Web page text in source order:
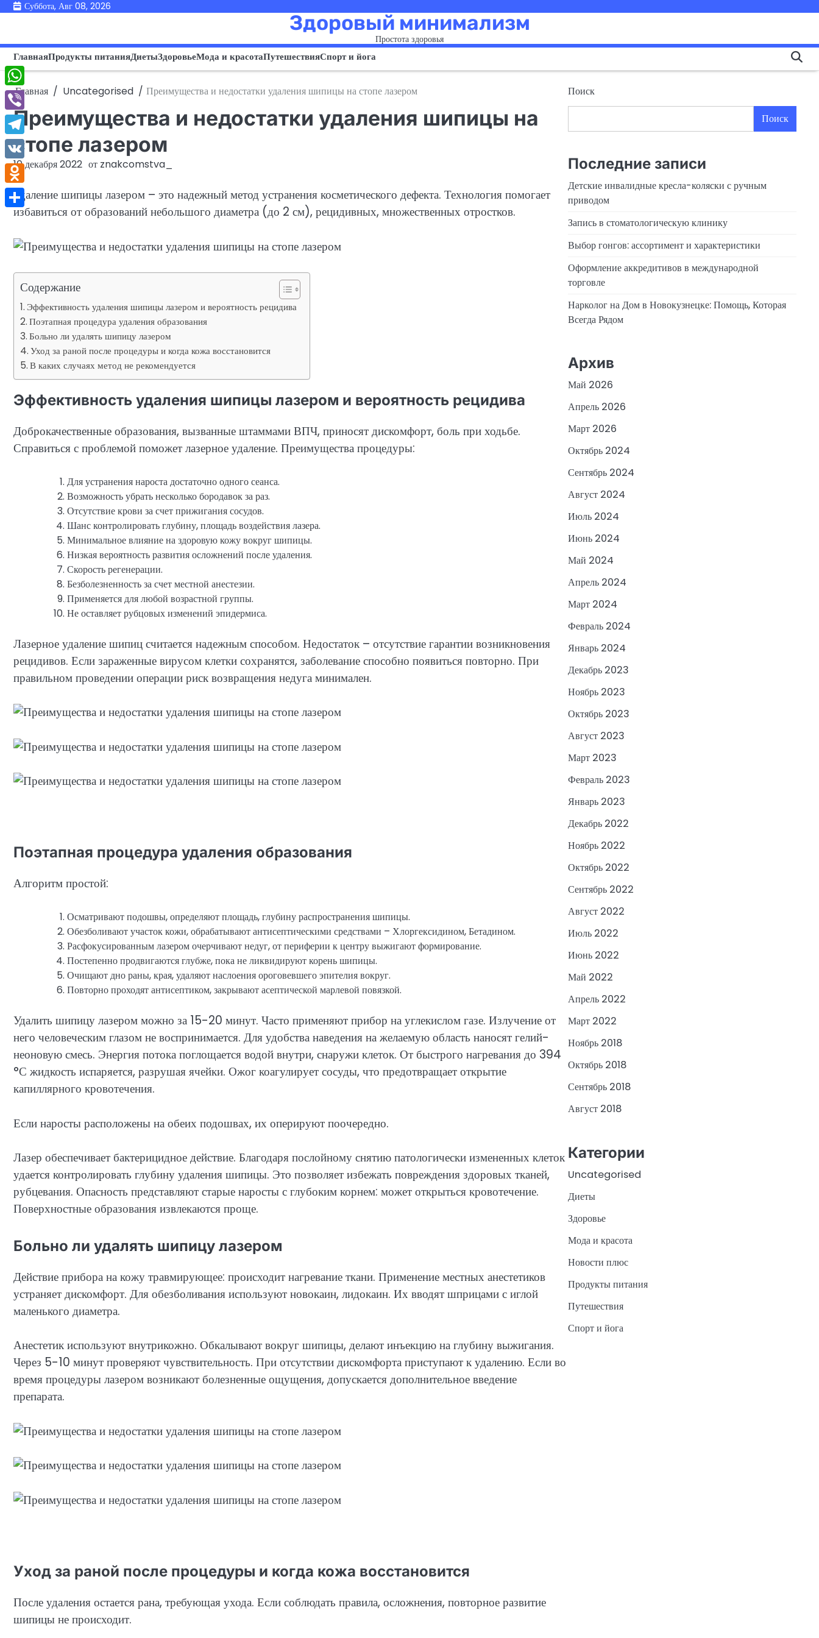
ПерейтиСуббота, Авг 08, 2026
Здоровый минимализм
Простота здоровья
ГлавнаяПродукты питанияДиетыЗдоровьеМода и красотаПутешествияСпорт и йога
Главная Uncategorised Преимущества и недостатки удаления шипицы на стопе лазером
Преимущества и недостатки удаления шипицы на
стопе лазером
10 декабря 2022 от znakcomstva_
Удаление шипицы лазером – это надежный метод устранения косметического дефекта. Технология помогает
избавиться от образований небольшого диаметра (до 2 см), рецидивных, множественных отростков.
Содержание
Эффективность удаления шипицы лазером и вероятность рецидива
Поэтапная процедура удаления образования
Больно ли удалять шипицу лазером
Уход за раной после процедуры и когда кожа восстановится
В каких случаях метод не рекомендуется
Эффективность удаления шипицы лазером и вероятность рецидива
Доброкачественные образования, вызванные штаммами ВПЧ, приносят дискомфорт, боль при ходьбе.
Справиться с проблемой поможет лазерное удаление. Преимущества процедуры:
Для устранения нароста достаточно одного сеанса.
Возможность убрать несколько бородавок за раз.
Отсутствие крови за счет прижигания сосудов.
Шанс контролировать глубину, площадь воздействия лазера.
Минимальное влияние на здоровую кожу вокруг шипицы.
Низкая вероятность развития осложнений после удаления.
Скорость регенерации.
Безболезненность за счет местной анестезии.
Применяется для любой возрастной группы.
Не оставляет рубцовых изменений эпидермиса.
Лазерное удаление шипиц считается надежным способом. Недостаток – отсутствие гарантии возникновения
рецидивов. Если зараженные вирусом клетки сохранятся, заболевание способно появиться повторно. При
правильном проведении операции риск возвращения недуга минимален.
Поэтапная процедура удаления образования
Алгоритм простой:
Осматривают подошвы, определяют площадь, глубину распространения шипицы.
Обезболивают участок кожи, обрабатывают антисептическими средствами – Хлоргексидином, Бетадином.
Расфокусированным лазером очерчивают недуг, от периферии к центру выжигают формирование.
Постепенно продвигаются глубже, пока не ликвидируют корень шипицы.
Очищают дно раны, края, удаляют наслоения ороговевшего эпителия вокруг.
Повторно проходят антисептиком, закрывают асептической марлевой повязкой.
Удалить шипицу лазером можно за 15-20 минут. Часто применяют прибор на углекислом газе. Излучение от
него человеческим глазом не воспринимается. Для удобства наведения на желаемую область наносят гелий-
неоновую смесь. Энергия потока поглощается водой внутри, снаружи клеток. От быстрого нагревания до 394
°С жидкость испаряется, разрушая ячейки. Ожог коагулирует сосуды, что предотвращает открытие
капиллярного кровотечения.
Если наросты расположены на обеих подошвах, их оперируют поочередно.
Лазер обеспечивает бактерицидное действие. Благодаря послойному снятию патологически измененных клеток
удается контролировать глубину удаления шипицы. Это позволяет избежать повреждения здоровых тканей,
рубцевания. Опасность представляют старые наросты с глубоким корнем: может открыться кровотечение.
Поверхностные образования извлекаются проще.
Больно ли удалять шипицу лазером
Действие прибора на кожу травмирующее: происходит нагревание ткани. Применение местных анестетиков
устраняет дискомфорт. Для обезболивания используют новокаин, лидокаин. Их вводят шприцами с иглой
маленького диаметра.
Анестетик используют внутрикожно. Обкалывают вокруг шипицы, делают инъекцию на глубину выжигания.
Через 5-10 минут проверяют чувствительность. При отсутствии дискомфорта приступают к удалению. Если во
время процедуры лазером возникают болезненные ощущения, допускается дополнительное введение
препарата.
Уход за раной после процедуры и когда кожа восстановится
После удаления остается рана, требующая ухода. Если соблюдать правила, осложнения, повторное развитие
шипицы не происходит.
Поиск
Поиск
Последние записи
Детские инвалидные кресла-коляски с ручным
приводом
Запись в стоматологическую клинику
Выбор гонгов: ассортимент и характеристики
Оформление аккредитивов в международной
торговле
Нарколог на Дом в Новокузнецке: Помощь, Которая
Всегда Рядом
Архив
Май 2026
Апрель 2026
Март 2026
Октябрь 2024
Сентябрь 2024
Август 2024
Июль 2024
Июнь 2024
Май 2024
Апрель 2024
Март 2024
Февраль 2024
Январь 2024
Декабрь 2023
Ноябрь 2023
Октябрь 2023
Август 2023
Март 2023
Февраль 2023
Январь 2023
Декабрь 2022
Ноябрь 2022
Октябрь 2022
Сентябрь 2022
Август 2022
Июль 2022
Июнь 2022
Май 2022
Апрель 2022
Март 2022
Ноябрь 2018
Октябрь 2018
Сентябрь 2018
Август 2018
Категории
Uncategorised
Диеты
Здоровье
Мода и красота
Новости плюс
Продукты питания
Путешествия
Спорт и йога
WhatsApp
Viber
Telegram
VK
Odnoklassniki
Отправить